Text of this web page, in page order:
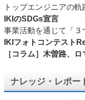
トップエンジニアの
IKIのSDGs宣言
事業活動を通じて「
IKIフォトコンテスト
［コラム］木曽路、
ナレッジ・レポ